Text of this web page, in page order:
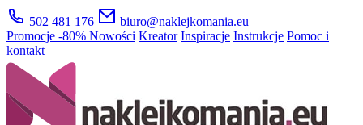
502 481 176
biuro@naklejkomania.eu
Promocje -80% Nowości Kreator Inspiracje Instrukcje Pomoc i
kontakt